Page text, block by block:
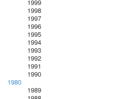
1999
1998
1997
1996
1995
1994
1993
1992
1991
1990
1980
1989